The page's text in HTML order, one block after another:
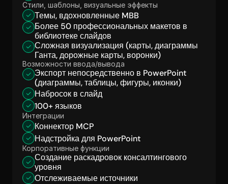
Стили, шаблоны, визуальные эффекты
Темы, вдохновленные MBB
Более 50 профессиональных макетов в
библиотеке слайдов
Сложная визуализация (карты, диаграммы
Ганта, дорожные карты, воронки)
Возможности ввода/вывода
Экспорт непосредственно в PowerPoint
(диаграммы, таблицы, фигуры, иконки)
Набросок в слайд
100+ языков
Интеграции
Коннектор MCP
Надстройка для PowerPoint
Корпоративные функции
Создание раскадровок консалтингового
уровня
Отслеживаемые источники